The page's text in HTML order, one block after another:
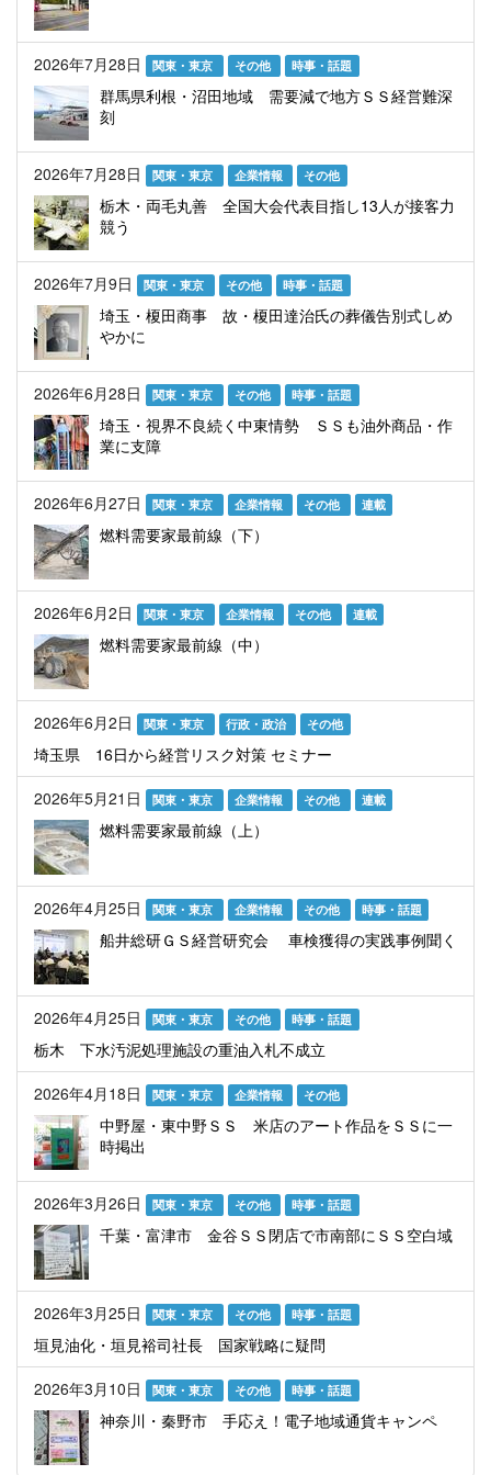
2026年7月28日 関東・東京 その他 時事・話題
群馬県利根・沼田地域 需要減で地方ＳＳ経営難深
刻
2026年7月28日 関東・東京 企業情報 その他
栃木・両毛丸善 全国大会代表目指し13人が接客力
競う
2026年7月9日 関東・東京 その他 時事・話題
埼玉・榎田商事 故・榎田達治氏の葬儀告別式しめ
やかに
2026年6月28日 関東・東京 その他 時事・話題
埼玉・視界不良続く中東情勢 ＳＳも油外商品・作
業に支障
2026年6月27日 関東・東京 企業情報 その他 連載
燃料需要家最前線（下）
2026年6月2日 関東・東京 企業情報 その他 連載
燃料需要家最前線（中）
2026年6月2日 関東・東京 行政・政治 その他
埼玉県 16日から経営リスク対策 セミナー
2026年5月21日
関東・東京 企業情報 その他 連載
燃料需要家最前線（上）
2026年4月25日 関東・東京 企業情報 その他 時事・話題
船井総研ＧＳ経営研究会 車検獲得の実践事例聞く
2026年4月25日 関東・東京 その他 時事・話題
栃木 下水汚泥処理施設の重油入札不成立
2026年4月18日
関東・東京 企業情報 その他
中野屋・東中野ＳＳ 米店のアート作品をＳＳに一
時掲出
2026年3月26日 関東・東京 その他 時事・話題
千葉・富津市 金谷ＳＳ閉店で市南部にＳＳ空白域
2026年3月25日 関東・東京 その他 時事・話題
垣見油化・垣見裕司社長 国家戦略に疑問
2026年3月10日
関東・東京 その他 時事・話題
神奈川・秦野市 手応え！電子地域通貨キャンペ